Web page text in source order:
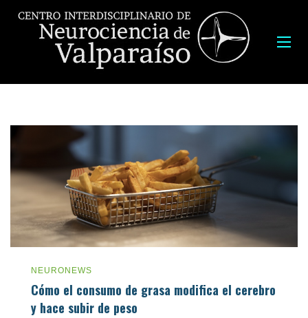
NEURONEWS
Cómo el consumo de grasa modifica el cerebro
y hace subir de peso